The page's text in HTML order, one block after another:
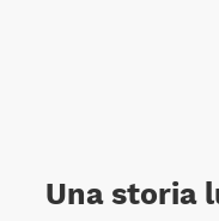
Una storia